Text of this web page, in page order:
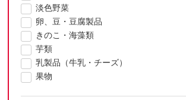
淡色野菜
卵、豆・豆腐製品
きのこ・海藻類
芋類
乳製品（牛乳・チーズ）
果物